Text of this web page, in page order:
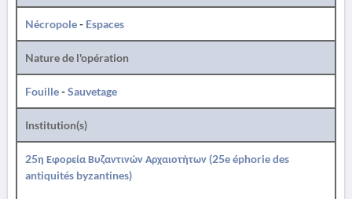
Nécropole- Espaces
Nature de l'opération
Fouille-Sauvetage
Institution(s)
25η Εφορεία Βυζαντινών Αρχαιοτήτων (25e éphorie des
antiquités byzantines)